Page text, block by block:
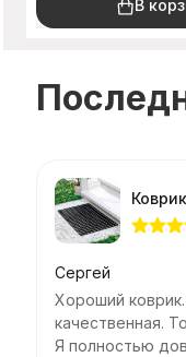
В
Сергей
Хороший коврик.
качественная.
Я полностью